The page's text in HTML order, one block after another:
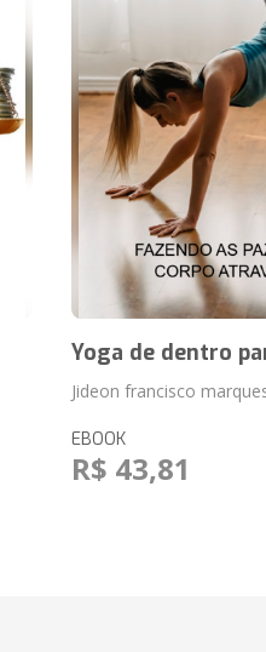
Yoga de dentro
Jideon francisco
EBOOK
R$ 43,81